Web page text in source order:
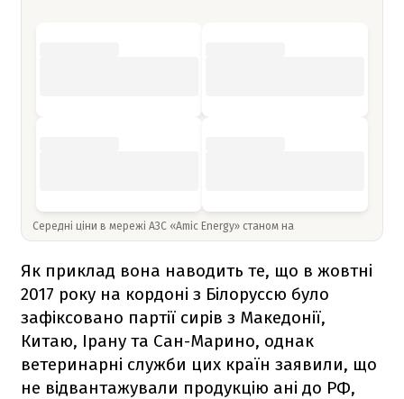
Середні ціни в мережі АЗС «Amic Energy» станом на
Як приклад вона наводить те, що в жовтні
2017 року на кордоні з Білоруссю було
зафіксовано партії сирів з Македонії,
Китаю, Ірану та Сан-Марино, однак
ветеринарні служби цих країн заявили, що
не відвантажували продукцію ані до РФ,